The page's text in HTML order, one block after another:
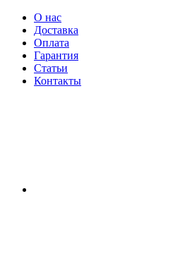
О нас
Доставка
Оплата
Гарантия
Статьи
Контакты